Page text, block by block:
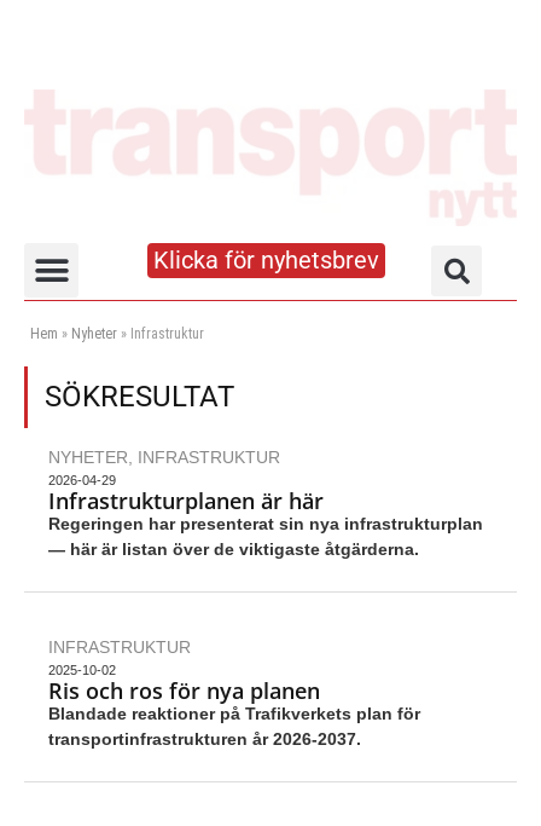
Klicka för nyhetsbrev
Hem » Nyheter » Infrastruktur
SÖKRESULTAT
NYHETER, INFRASTRUKTUR
2026-04-29
Infrastrukturplanen är här
Regeringen har presenterat sin nya infrastrukturplan
— här är listan över de viktigaste åtgärderna.
INFRASTRUKTUR
2025-10-02
Ris och ros för nya planen
Blandade reaktioner på Trafikverkets plan för
transportinfrastrukturen år 2026-2037.